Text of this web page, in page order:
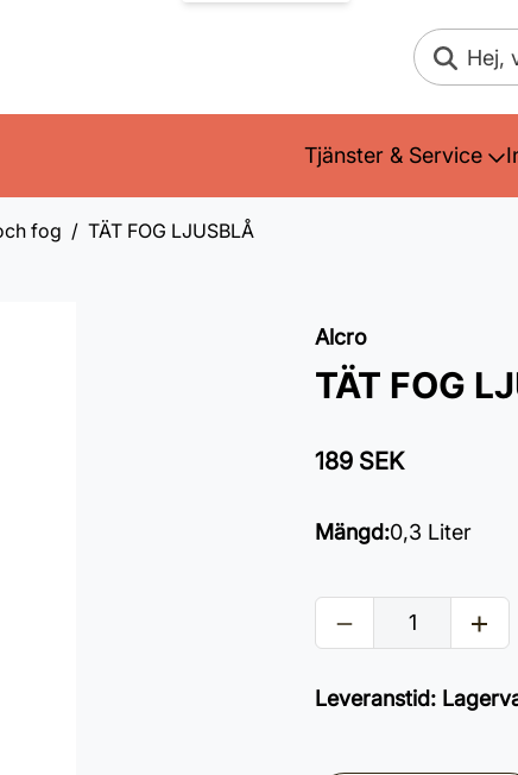
Sök
Tjänster & Service
fog TÄT FOG LJUSBLÅ
Alcro
TÄT FOG
189 SEK
Mängd:0,3 Liter
Leveranstid: